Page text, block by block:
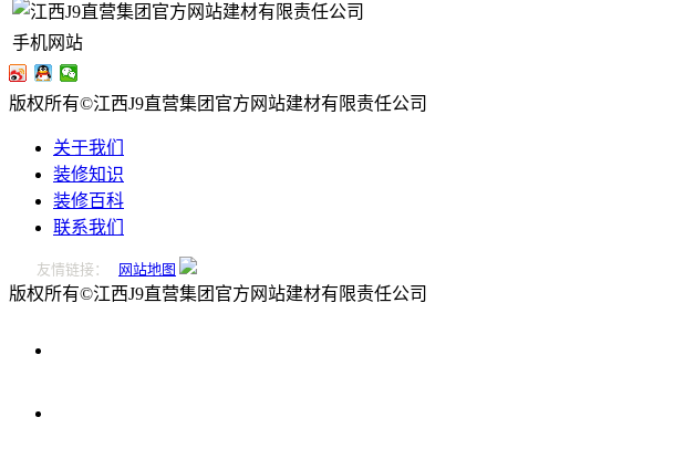
手机网站
版权所有©江西J9直营集团官方网站建材有限责任公司
关于我们
装修知识
装修百科
联系我们
友情链接： 网站地图
版权所有©江西J9直营集团官方网站建材有限责任公司